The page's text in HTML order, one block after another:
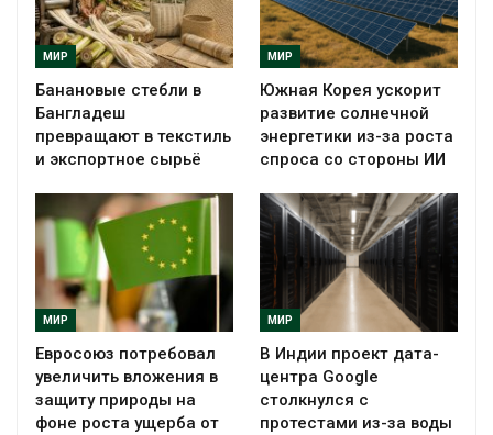
МИР
Банановые стебли в
Бангладеш
превращают в текстиль
и экспортное сырьё
МИР
Южная Корея ускорит
развитие солнечной
энергетики из-за роста
спроса со стороны ИИ
МИР
Евросоюз потребовал
увеличить вложения в
защиту природы на
фоне роста ущерба от
МИР
В Индии проект дата-
центра Google
столкнулся с
протестами из-за воды